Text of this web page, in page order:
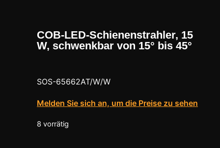
COB-LED-Schienenstrahler, 15
W, schwenkbar von 15° bis 45°
SOS-65662AT/W/W
Melden Sie sich an, um die Preise zu sehen
8 vorrätig